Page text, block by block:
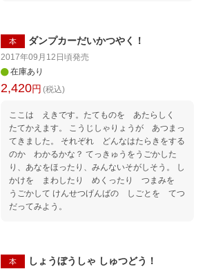
本 ダンプカーだいかつやく！
2017年09月12日頃発売
在庫あり
2,420円 (税込)
ここは えきです。たてものを あたらしく
たてかえます。 こうじしゃりょうが あつまっ
てきました。 それぞれ どんなはたらきをする
のか わかるかな？ てっきゅうをうごかした
り、あなをほったり、みんないそがしそう。 し
かけを まわしたり めくったり つまみを
うごかして けんせつげんばの しごとを てつ
だってみよう。
本 しょうぼうしゃ しゅつどう！